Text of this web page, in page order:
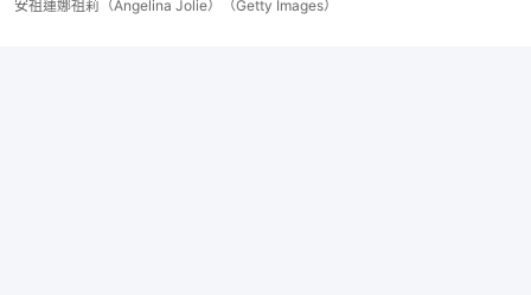
安祖蓮娜祖莉（Angelina Jolie）（Getty Images）